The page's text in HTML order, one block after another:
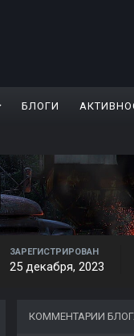
БЛОГИ
ЗАРЕГИСТРИРОВАН
25 декабря, 2023
КОММЕНТАРИИ